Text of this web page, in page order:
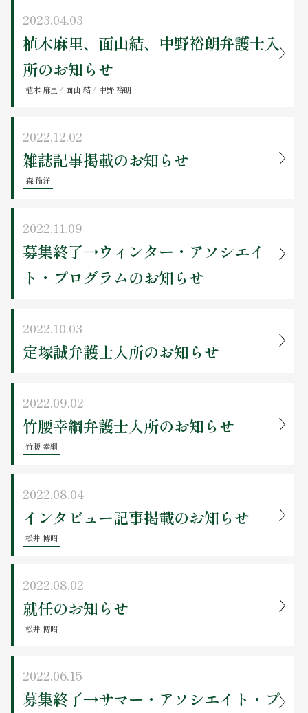
2023.04.03
植木麻里、面山結、中野裕朗弁護士入
所のお知らせ
植木 麻里 / 面山 結 / 中野 裕朗
2022.12.02
雑誌記事掲載のお知らせ
森 倫洋
2022.11.09
募集終了→ウィンター・アソシエイ
ト・プログラムのお知らせ
2022.10.03
定塚誠弁護士入所のお知らせ
2022.09.02
竹腰幸綱弁護士入所のお知らせ
竹腰 幸綱
2022.08.04
インタビュー記事掲載のお知らせ
松井 博昭
2022.08.02
就任のお知らせ
松井 博昭
2022.06.15
募集終了→サマー・アソシエイト・プ